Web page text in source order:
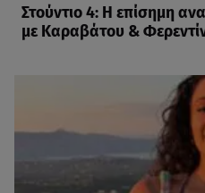
Στούντιο 4: Η επίσημη
με Καραβάτου &